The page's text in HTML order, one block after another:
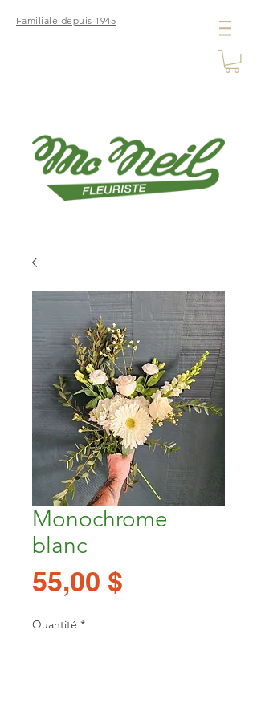
Familiale depuis 1945
Monochrome
blanc
55,00 $
Quantité *